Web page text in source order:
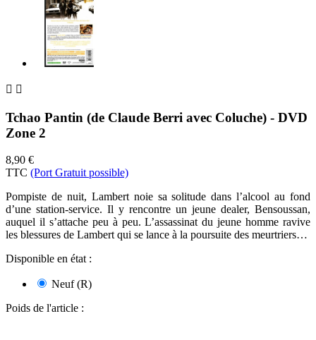
 
Tchao Pantin (de Claude Berri avec Coluche) - DVD
Zone 2
8,90 €
TTC (Port Gratuit possible)
Pompiste de nuit, Lambert noie sa solitude dans l’alcool au fond
d’une station-service. Il y rencontre un jeune dealer, Bensoussan,
auquel il s’attache peu à peu. L’assassinat du jeune homme ravive
les blessures de Lambert qui se lance à la poursuite des meurtriers…
Disponible en état :
Neuf (R)
Poids de l'article :